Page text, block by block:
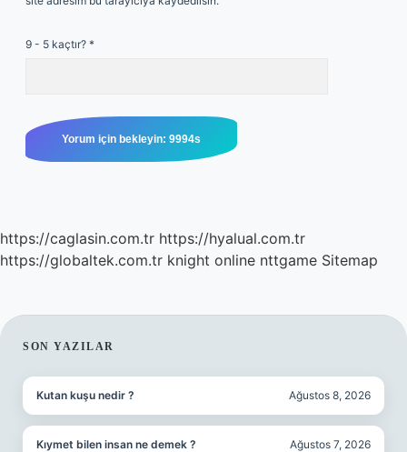
9 - 5 kaçtır? *
https://caglasin.com.tr https://hyalual.com.tr
https://globaltek.com.tr knight online nttgame Sitemap
SIDEBAR
SON YAZILAR
Kutan kuşu nedir ? Ağustos 8, 2026
Kıymet bilen insan ne demek ? Ağustos 7, 2026